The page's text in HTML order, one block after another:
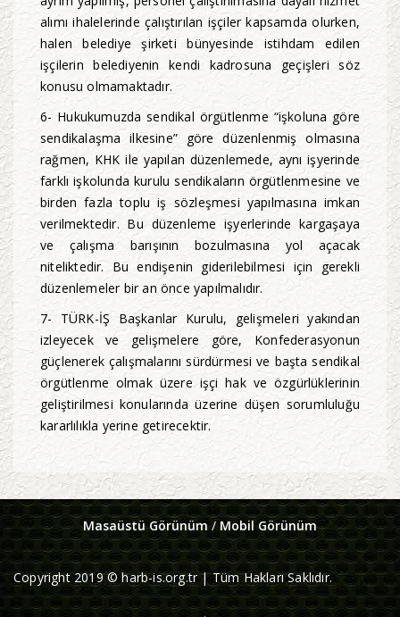
alımı ihalelerinde çalıştırılan işçiler kapsamda olurken,
halen belediye şirketi bünyesinde istihdam edilen
işçilerin belediyenin kendi kadrosuna geçişleri söz
konusu olmamaktadır.
6- Hukukumuzda sendikal örgütlenme “işkoluna göre
sendikalaşma ilkesine” göre düzenlenmiş olmasına
rağmen, KHK ile yapılan düzenlemede, aynı işyerinde
farklı işkolunda kurulu sendikaların örgütlenmesine ve
birden fazla toplu iş sözleşmesi yapılmasına imkan
verilmektedir. Bu düzenleme işyerlerinde kargaşaya
ve çalışma barışının bozulmasına yol açacak
niteliktedir. Bu endişenin giderilebilmesi için gerekli
düzenlemeler bir an önce yapılmalıdır.
7- TÜRK-İŞ Başkanlar Kurulu, gelişmeleri yakından
izleyecek ve gelişmelere göre, Konfederasyonun
güçlenerek çalışmalarını sürdürmesi ve başta sendikal
örgütlenme olmak üzere işçi hak ve özgürlüklerinin
geliştirilmesi konularında üzerine düşen sorumluluğu
kararlılıkla yerine getirecektir.
Masaüstü Görünüm/ Mobil Görünüm
Copyright 2019 © harb-is.org.tr | Tüm Hakları Saklıdır.